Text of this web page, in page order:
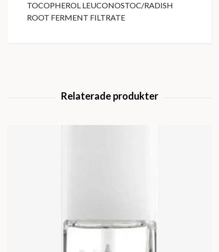
TOCOPHEROL LEUCONOSTOC/RADISH
ROOT FERMENT FILTRATE